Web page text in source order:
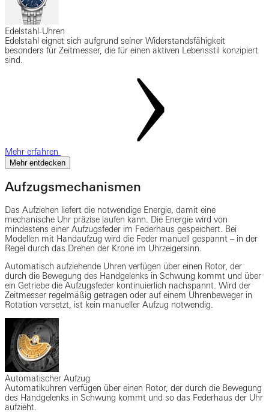
Edelstahl-Uhren
Edelstahl eignet sich aufgrund seiner Widerstandsfähigkeit
besonders für Zeitmesser, die für einen aktiven Lebensstil konzipiert
sind.
Mehr erfahren
Mehr entdecken
Aufzugsmechanismen
Das Aufziehen liefert die notwendige Energie, damit eine
mechanische Uhr präzise laufen kann. Die Energie wird von
mindestens einer Aufzugsfeder im Federhaus gespeichert. Bei
Modellen mit Handaufzug wird die Feder manuell gespannt – in der
Regel durch das Drehen der Krone im Uhrzeigersinn.
Automatisch aufziehende Uhren verfügen über einen Rotor, der
durch die Bewegung des Handgelenks in Schwung kommt und über
ein Getriebe die Aufzugsfeder kontinuierlich nachspannt. Wird der
Zeitmesser regelmäßig getragen oder auf einem Uhrenbeweger in
Rotation versetzt, ist kein manueller Aufzug notwendig.
Automatischer Aufzug
Automatikuhren verfügen über einen Rotor, der durch die Bewegung
des Handgelenks in Schwung kommt und so das Federhaus der Uhr
aufzieht.